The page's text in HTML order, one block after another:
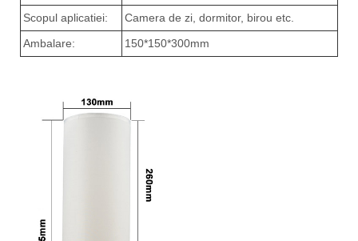
Scopul aplicatiei:
Camera de zi, dormitor, birou etc.
Ambalare:
150*150*300mm